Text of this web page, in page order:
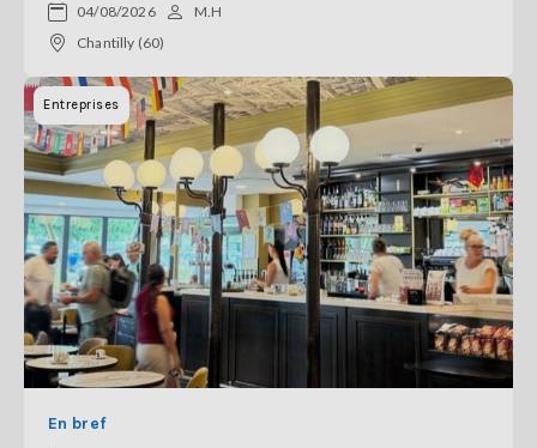
04/08/2026
M.H
Chantilly (60)
Entreprises
En bref